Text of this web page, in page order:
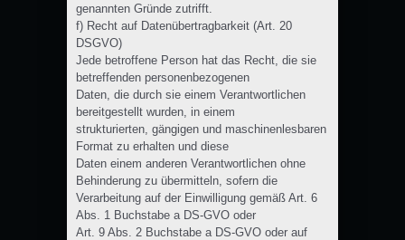
genannten Gründe zutrifft.
f) Recht auf Datenübertragbarkeit (Art. 20
DSGVO)
Jede betroffene Person hat das Recht, die sie
betreffenden personenbezogenen
Daten, die durch sie einem Verantwortlichen
bereitgestellt wurden, in einem
strukturierten, gängigen und maschinenlesbaren
Format zu erhalten und diese
Daten einem anderen Verantwortlichen ohne
Behinderung zu übermitteln, sofern die
Verarbeitung auf der Einwilligung gemäß Art. 6
Abs. 1 Buchstabe a DS-GVO oder
Art. 9 Abs. 2 Buchstabe a DS-GVO oder auf